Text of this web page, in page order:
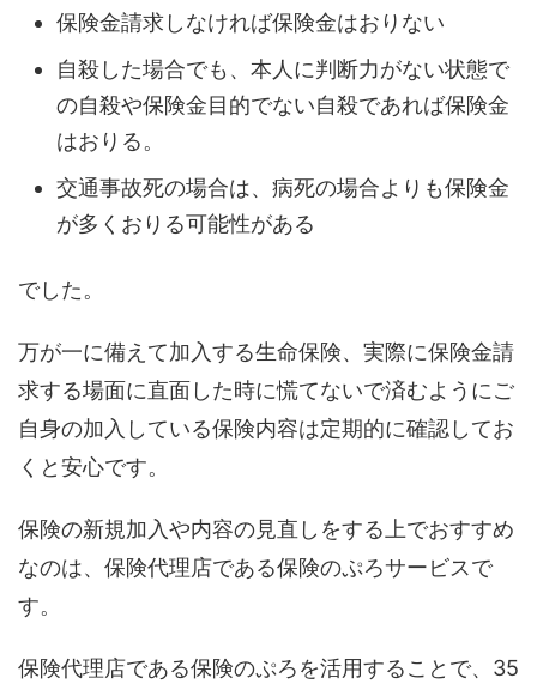
保険金請求しなければ保険金はおりない
自殺した場合でも、本人に判断力がない状態で
の自殺や保険金目的でない自殺であれば保険金
はおりる。
交通事故死の場合は、病死の場合よりも保険金
が多くおりる可能性がある
でした。
万が一に備えて加入する生命保険、実際に保険金請
求する場面に直面した時に慌てないで済むようにご
自身の加入している保険内容は定期的に確認してお
くと安心です。
保険の新規加入や内容の見直しをする上でおすすめ
なのは、保険代理店である保険のぷろサービスで
す。
保険代理店である保険のぷろを活用することで、35